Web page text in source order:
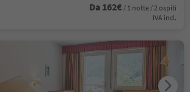
Da 162€ / 1 notte / 2 ospiti
IVA incl.